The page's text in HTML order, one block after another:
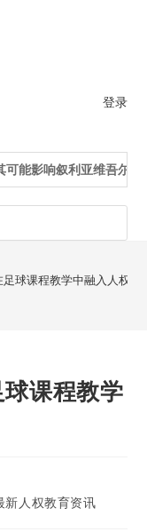
登录
可能影响叙利亚维吾尔人
球课程教学中融入人权教
课程教学
新人权教育资讯